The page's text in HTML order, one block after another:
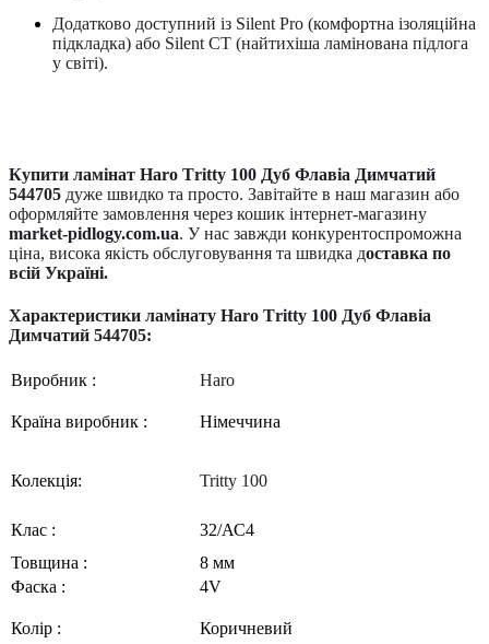
Додатково доступний із Silent Pro (комфортна ізоляційна
підкладка) або Silent CT (найтихіша ламінована підлога
у світі).
Купити ламінат Haro Tritty 100 Дуб Флавіа Димчатий
544705 дуже швидко та просто. Завітайте в наш магазин або
оформляйте замовлення через кошик інтернет-магазину
market-pidlogy.com.ua. У нас завжди конкурентоспроможна
ціна, висока якість обслуговування та швидка доставка по
всій Україні.
Характеристики ламінату Haro Tritty 100 Дуб Флавіа
Димчатий 544705:
Виробник : Haro
Країна виробник : Німеччина
Колекція: Tritty 100
Клас : 32/АС4
Товщина :
8 мм
Фаска :
4V
Колір : Коричневий